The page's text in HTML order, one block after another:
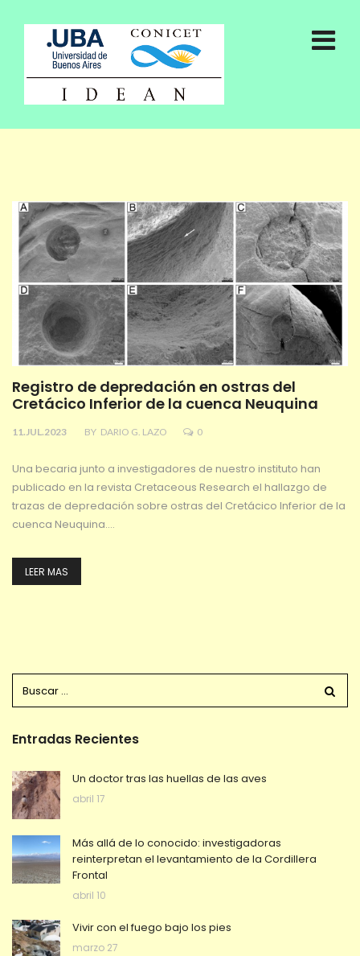
Registro de depredación en ostras del
Cretácico Inferior de la cuenca Neuquina
11.JUL.2023 BY DARIO G. LAZO 0
Una becaria junto a investigadores de nuestro instituto han
publicado en la revista Cretaceous Research el hallazgo de
trazas de depredación sobre ostras del Cretácico Inferior de la
cuenca Neuquina.…
LEER MAS
Entradas Recientes
Un doctor tras las huellas de las aves
abril 17
Más allá de lo conocido: investigadoras
reinterpretan el levantamiento de la Cordillera
Frontal
abril 10
Vivir con el fuego bajo los pies
marzo 27